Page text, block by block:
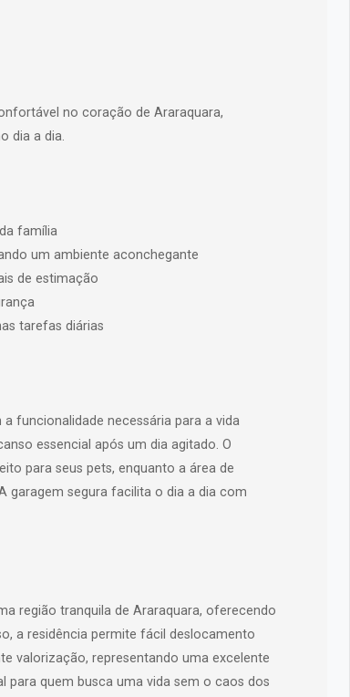
no coração de Araraquara,
dia a dia.
família
um ambiente aconchegante
de estimação
tarefas diárias
funcionalidade necessária para a vida
essencial após um dia agitado. O
para seus pets, enquanto a área de
garagem segura facilita o dia a dia com
região tranquila de Araraquara, oferecendo
a residência permite fácil deslocamento
valorização, representando uma excelente
quem busca uma vida sem o caos dos